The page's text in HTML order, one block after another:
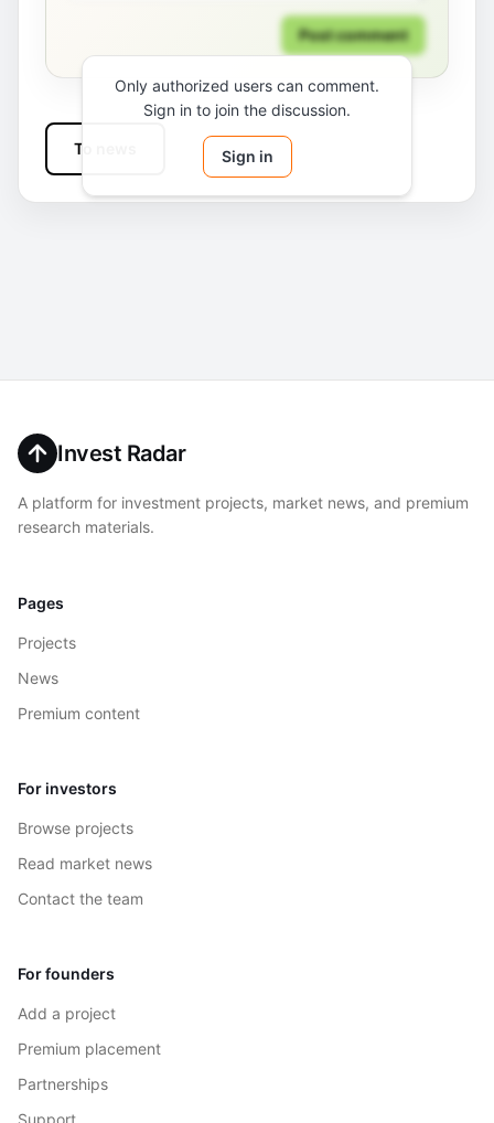
Post comment
Only authorized users can comment.
Sign in to join the discussion.
Sign in
To news
Invest Radar
A platform for investment projects, market news, and premium
research materials.
Pages
Projects
News
Premium content
For investors
Browse projects
Read market news
Contact the team
For founders
Add a project
Premium placement
Partnerships
Support